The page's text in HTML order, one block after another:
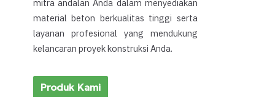
mitra andalan Anda dalam menyediakan
material beton berkualitas tinggi serta
layanan profesional yang mendukung
kelancaran proyek konstruksi Anda.
Produk Kami